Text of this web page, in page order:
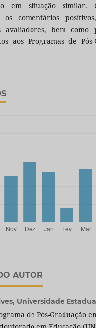
em situação similar.
os comentários
avaliadores, bem
aos Programas de
AUTOR
Universidade
de Pós-Graduação